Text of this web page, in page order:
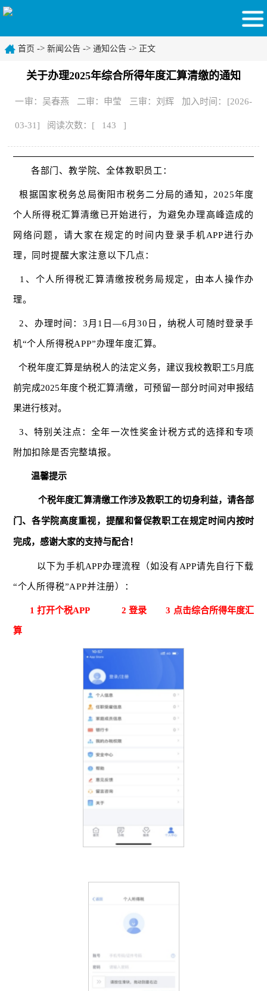
首页 -> 新闻公告 -> 通知公告 -> 正文
关于办理2025年综合所得年度汇算清缴的通知
一审：吴春燕 二审：申莹 三审：刘辉 加入时间：[2026-
03-31] 阅读次数：[ 143 ]
各部门、教学院、全体教职员工：
根据国家税务总局衡阳市税务二分局的通知， 2025年度
个人所得税汇算清缴已开始进行，为避免办理高峰造成的
网络问题，请大家在规定的时间内登录手机APP进行办
理，同时提醒大家注意以下几点：
1、个人所得税汇算清缴按税务局规定，由本人操作办
理。
2、办理时间：3月1日—6月30日，纳税人可随时登录手
机“个人所得税APP”办理年度汇算。
个税年度汇算是纳税人的法定义务，建议我校教职工5月底
前完成2025年度个税汇算清缴，可预留一部分时间对申报结
果进行核对。
3、特别关注点：全年一次性奖金计税方式的选择和专项
附加扣除是否完整填报。
温馨提示
个税年度汇算清缴工作涉及教职工的切身利益，请各部
门、各学院高度重视，提醒和督促教职工在规定时间内按时
完成，感谢大家的支持与配合！
以下为手机APP办理流程（如没有APP请先自行下载
“个人所得税”APP并注册）：
1 打开个税APP 2 登录3 点击综合所得年度汇
算